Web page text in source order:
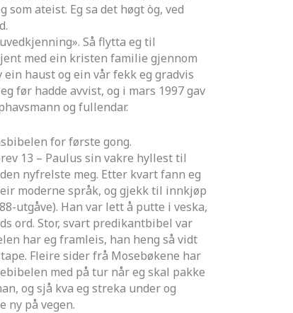
som ateist. Eg sa det høgt òg, ved
Så flytta eg til
med ein kristen familie gjennom
haust og ein vår fekk eg gradvis
før hadde avvist, og i mars 1997 gav
og fullendar.
for første gong.
13 – Paulus sin vakre hyllest til
nyfrelste meg. Etter kvart fann eg
moderne språk, og gjekk til innkjøp
utgåve). Han var lett å putte i veska,
ord. Stor, svart predikantbibel var
har eg framleis, han heng så vidt
Fleire sider frå Mosebøkene har
med på tur når eg skal pakke
og sjå kva eg streka under og
ny på vegen.